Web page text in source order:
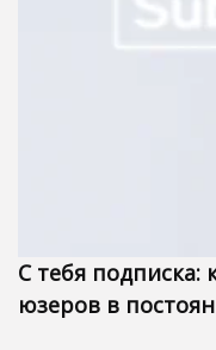
С тебя
юзеров в